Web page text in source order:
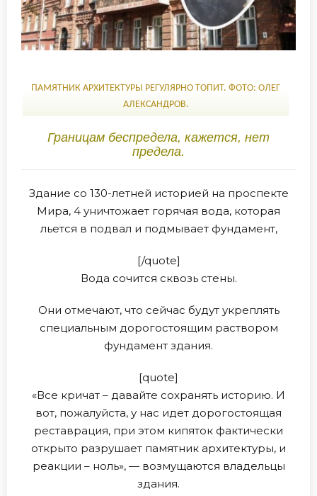
ПАМЯТНИК АРХИТЕКТУРЫ РЕГУЛЯРНО ТОПИТ. ФОТО: ОЛЕГ
АЛЕКСАНДРОВ.
Границам беспредела, кажется, нет
предела.
Здание со 130-летней историей на проспекте
Мира, 4 уничтожает горячая вода, которая
льется в подвал и подмывает фундамент,
[/quote]
Вода сочится сквозь стены.
Они отмечают, что сейчас будут укреплять
специальным дорогостоящим раствором
фундамент здания.
[quote]
«Все кричат – давайте сохранять историю. И
вот, пожалуйста, у нас идет дорогостоящая
реставрация, при этом кипяток фактически
открыто разрушает памятник архитектуры, и
реакции – ноль», — возмущаются владельцы
здания.